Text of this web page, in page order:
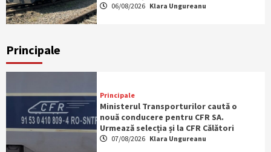
06/08/2026 Klara Ungureanu
Principale
Principale
Ministerul Transporturilor caută o
nouă conducere pentru CFR SA.
Urmează selecția și la CFR Călători
07/08/2026 Klara Ungureanu